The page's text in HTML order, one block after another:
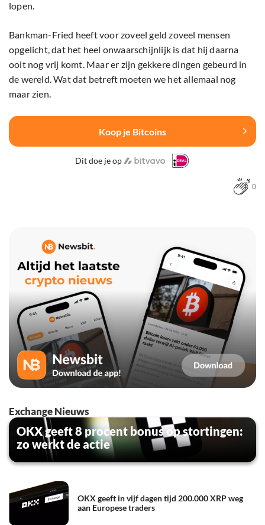
lopen.
Bankman-Fried heeft voor zoveel geld zoveel mensen
opgelicht, dat het heel onwaarschijnlijk is dat hij daarna
ooit nog vrij komt. Maar er zijn gekkere dingen gebeurd in
de wereld. Wat dat betreft moeten we het allemaal nog
maar zien.
Koop je Bitcoins
Dit doe je op
0
Exchange Nieuws
OKX geeft 8 procent bonus op stortingen:
zo werkt de actie
OKX geeft in vijf dagen tijd 200.000 XRP weg
aan Europese traders